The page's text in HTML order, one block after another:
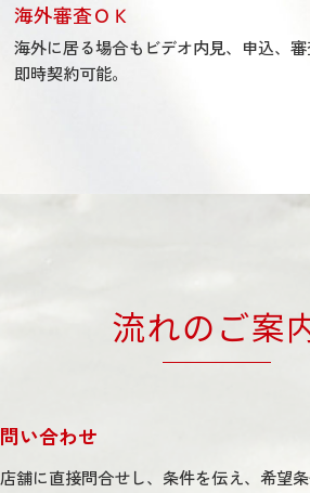
海外審査ＯＫ
海外に居る場合もビデオ内見、申込、
即時契約可能。
流れのご案
問い合わせ
店舗に直接問合せし、条件を伝え、希望